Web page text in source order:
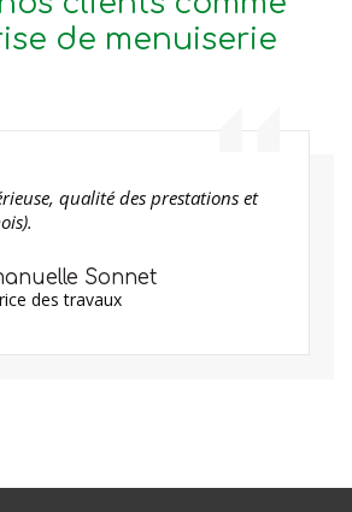
de menuiserie
qualité des prestations et
Sonnet
des travaux